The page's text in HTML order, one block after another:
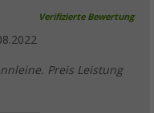
13,99 €
Verifizierte Bewertung
Preis Leistung